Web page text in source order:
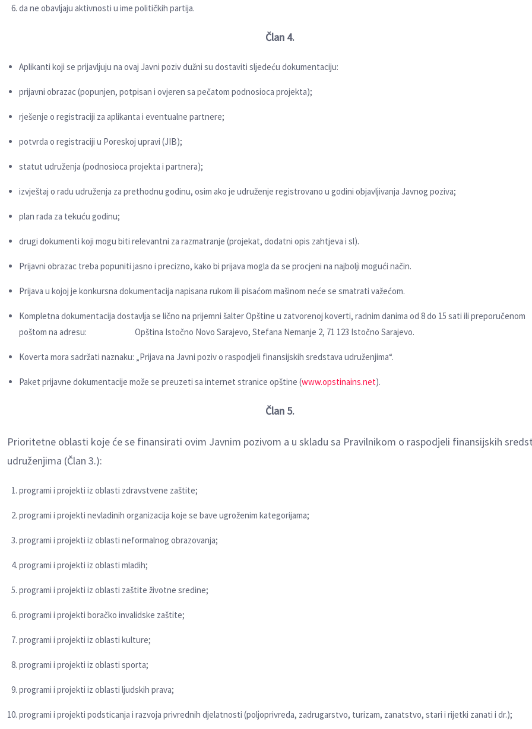
da ne obavlјaju aktivnosti u ime političkih partija.
Član 4.
Aplikanti koji se prijavlјuju na ovaj Javni poziv dužni su dostaviti slјedeću dokumentaciju:
prijavni obrazac (popunjen, potpisan i ovjeren sa pečatom podnosioca projekta);
rješenje o registraciji za aplikanta i eventualne partnere;
potvrda o registraciji u Poreskoj upravi (JIB);
statut udruženja (podnosioca projekta i partnera);
izvještaj o radu udruženja za prethodnu godinu, osim ako je udruženje registrovano u godini objavlјivanja Javnog poziva;
plan rada za tekuću godinu;
drugi dokumenti koji mogu biti relevantni za razmatranje (projekat, dodatni opis zahtjeva i sl).
Prijavni obrazac treba popuniti jasno i precizno, kako bi prijava mogla da se procjeni na najbolјi mogući način.
Prijava u kojoj je konkursna dokumentacija napisana rukom ili pisaćom mašinom neće se smatrati važećom.
Kompletna dokumentacija dostavlјa se lično na prijemni šalter Opštine u zatvorenoj koverti, radnim danima od 8 do 15 sati ili preporučenom
poštom na adresu: Opština Istočno Novo Sarajevo, Stefana Nemanje 2, 71 123 Istočno Sarajevo.
Koverta mora sadržati naznaku: „Prijava na Javni poziv o raspodjeli finansijskih sredstava udruženjima“.
Paket prijavne dokumentacije može se preuzeti sa internet stranice opštine (www.opstinains.net).
Član 5.
Prioritetne oblasti koje će se finansirati ovim Javnim pozivom a u skladu sa Pravilnikom o raspodjeli finansijskih
udruženjima (Član 3.):
programi i projekti iz oblasti zdravstvene zaštite;
programi i projekti nevladinih organizacija koje se bave ugroženim kategorijama;
programi i projekti iz oblasti neformalnog obrazovanja;
programi i projekti iz oblasti mladih;
programi i projekti iz oblasti zaštite životne sredine;
programi i projekti boračko invalidske zaštite;
programi i projekti iz oblasti kulture;
programi i projekti iz oblasti sporta;
programi i projekti iz oblasti lјudskih prava;
programi i projekti podsticanja i razvoja privrednih djelatnosti (polјoprivreda, zadrugarstvo, turizam, zanatstvo, stari i rijetki zanati i dr.);